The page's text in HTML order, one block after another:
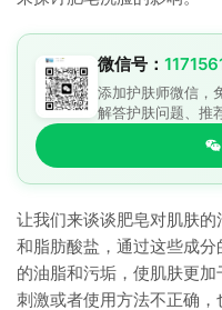
微信号：
添加护肤师微信，
解答护肤问题、推
让我们来谈谈肥皂对肌肤
和脂肪酸盐，通过这些成
的油脂和污垢，使肌肤更
刺激或者使用方法不正确，